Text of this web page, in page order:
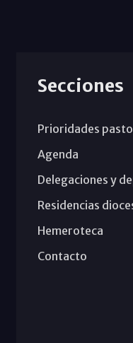
Secciones
Prioridades
Agenda
Delegaciones y
Residencias
Hemeroteca
Contacto